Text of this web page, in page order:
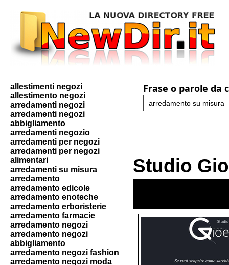
allestimenti negozi
allestimento negozi
arredamenti negozi
arredamenti negozi
abbigliamento
arredamenti negozio
arredamenti per negozi
arredamenti per negozi
alimentari
arredamenti su misura
arredamento
arredamento edicole
arredamento enoteche
arredamento erboristerie
arredamento farmacie
arredamento negozi
arredamento negozi
abbigliamento
arredamento negozi fashion
arredamento negozi moda
Frase o parole da
Studio